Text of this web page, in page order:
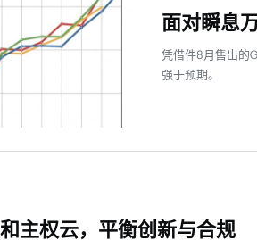
面对瞬息
凭借件8月售出的
强于预期。
主权云，平衡创新与合规